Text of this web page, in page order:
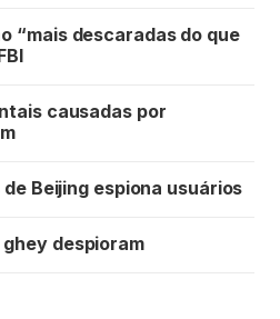
“mais descaradas do que
causadas por
Beijing espiona usuários
despioram